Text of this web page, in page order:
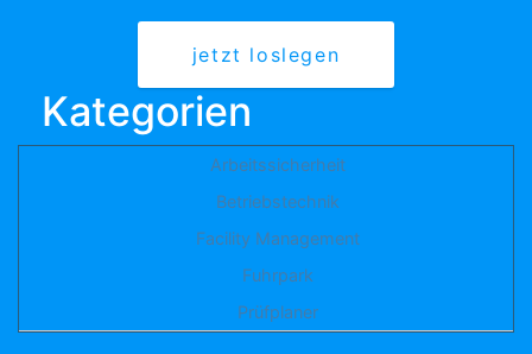
jetzt loslegen
Kategorien
Arbeitssicherheit
Betriebstechnik
Facility Management
Fuhrpark
Prüfplaner